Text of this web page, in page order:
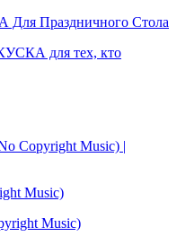
Праздничного Стола
для тех, кто
Copyright Music) |
Music)
Music)